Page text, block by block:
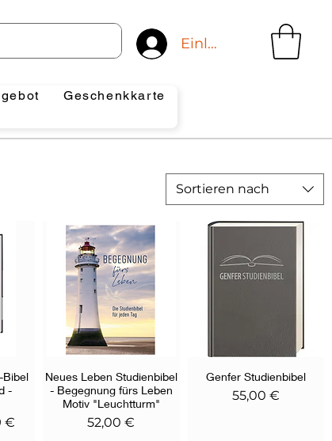
Einloggen
Geschenkkarte
Sortieren nach
Bibel
-
€
Schnellansicht
Neues Leben Studienbibel
- Begegnung fürs Leben
Motiv "Leuchtturm"
Preis
52,00 €
Schnellansicht
Genfer Studienbibel
Preis
55,00 €